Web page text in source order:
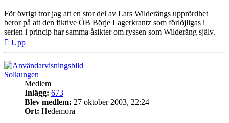
För övrigt tror jag att en stor del av Lars Wilderängs upprördhet
beror på att den fiktive ÖB Börje Lagerkrantz som förlöjligas i
serien i princip har samma åsikter om ryssen som Wilderäng själv.
Upp
Solkungen
Medlem
Inlägg: 673
Blev medlem: 27 oktober 2003, 22:24
Ort: Hedemora